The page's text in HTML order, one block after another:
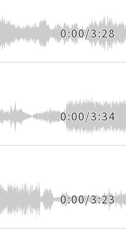
0:00/3:28
0:00/3:34
0:00/3:23